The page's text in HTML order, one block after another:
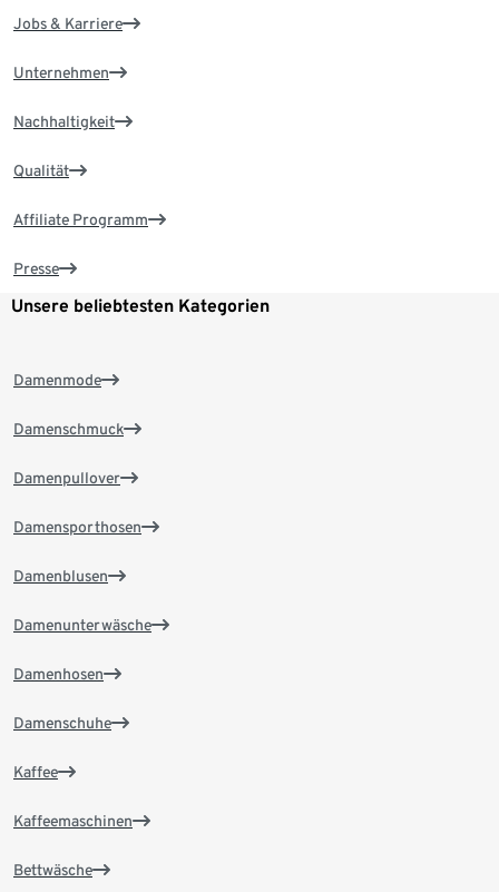
Jobs & Karriere
Unternehmen
Nachhaltigkeit
Qualität
Affiliate Programm
Presse
Unsere beliebtesten Kategorien
Damenmode
Damenschmuck
Damenpullover
Damensporthosen
Damenblusen
Damenunterwäsche
Damenhosen
Damenschuhe
Kaffee
Kaffeemaschinen
Bettwäsche